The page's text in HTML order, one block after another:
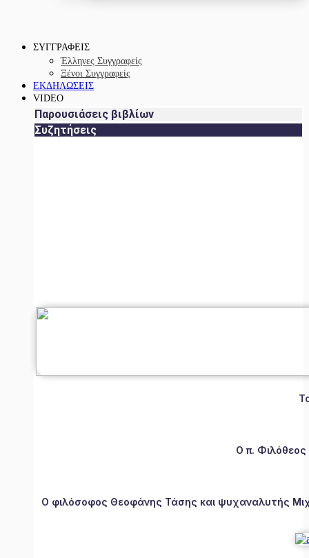
ΣΥΓΓΡΑΦΕΙΣ
Έλληνες Συγγραφείς
Ξένοι Συγγραφείς
ΕΚΔΗΛΩΣΕΙΣ
VIDEO
Παρουσιάσεις βιβλίων
Συζητήσεις
Ο π.
Ο φιλόσοφος Θεοφάνης Τάσης και ψυχαναλυτής